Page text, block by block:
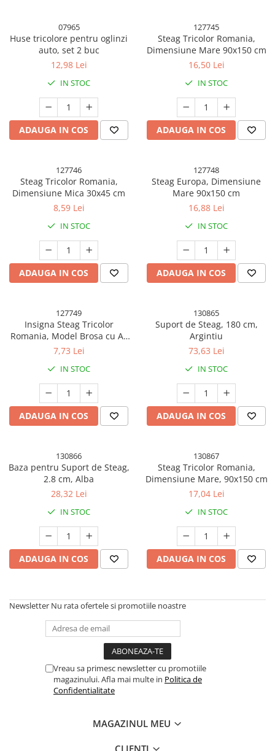
Cutii depozitare
Diverse Casa
Incalzire si climatizare
Perne Voiaj, Paturi si Textile
Produse Curatenie
Produse ingrijire incaltaminte
Tapet 3D Autoadeziv
Umidificatoare
Articole pentru Iluminat
Corpuri de iluminat
Transport şi Ridicat
Pelerine, Umbrele si Accesorii
Videoproiectoare
Accesorii Auto
Accesorii Auto
Kit-uri Siguranţă Auto
Suporti auto
Ochelari de Protecţie
Articole de plaja
Pistoale cu apa
Articole pentru Copii
Articole Diverse copii
Articole diverse pentru copii
Covorase de joaca
Ingrijire Unghii
Jucarii Creative
Jucarii si Jocuri
Jucarii si Jocuri
Markere si Set Desen
07965
Huse tricolore pentru oglinzi
auto, set 2 buc
12,98 Lei
IN STOC
ADAUGA IN COS
127745
Steag Tricolor Romania,
Dimensiune Mare 90x150 cm
16,50 Lei
IN STOC
ADAUGA IN COS
127746
Steag Tricolor Romania,
Dimensiune Mica 30x45 cm
8,59 Lei
IN STOC
ADAUGA IN COS
127748
Steag Europa, Dimensiune
Mare 90x150 cm
16,88 Lei
IN STOC
ADAUGA IN COS
127749
Insigna Steag Tricolor
Romania, Model Brosa cu Ac
de Siguranta, 20x20 mm
7,73 Lei
IN STOC
ADAUGA IN COS
130865
Suport de Steag, 180 cm,
Argintiu
73,63 Lei
IN STOC
ADAUGA IN COS
130866
Baza pentru Suport de Steag,
2.8 cm, Alba
28,32 Lei
IN STOC
ADAUGA IN COS
130867
Steag Tricolor Romania,
Dimensiune Mare, 90x150 cm
17,04 Lei
IN STOC
ADAUGA IN COS
Newsletter Nu rata ofertele si promotiile noastre
Vreau sa primesc newsletter cu promotiile
magazinului. Afla mai multe in Politica de
Confidentialitate
MAGAZINUL MEU
CLIENTI